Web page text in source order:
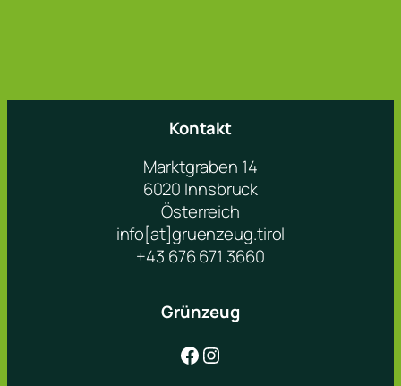
Kontakt
Marktgraben 14
6020 Innsbruck
Österreich
info[at]gruenzeug.tirol
+43 676 671 3660
Grünzeug
Facebook Instagram